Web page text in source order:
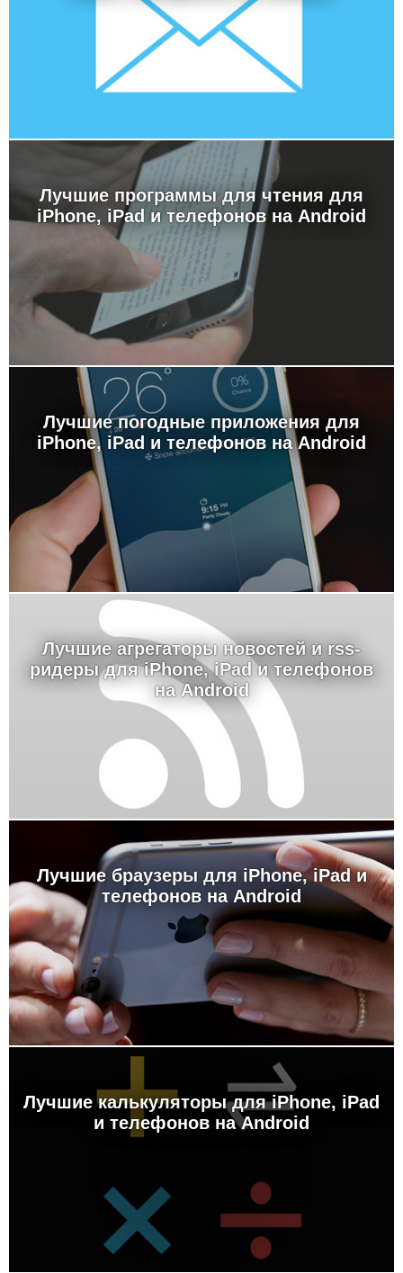
Лучшие программы для чтения для
iPhone, iPad и телефонов на Android
Лучшие погодные приложения для
iPhone, iPad и телефонов на Android
Лучшие агрегаторы новостей и rss-
ридеры для iPhone, iPad и телефонов
на Android
Лучшие браузеры для iPhone, iPad и
телефонов на Android
Лучшие калькуляторы для iPhone, iPad
и телефонов на Android